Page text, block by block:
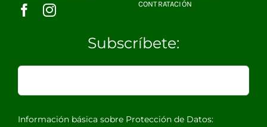
CONTRATACIÓN
Subscríbete:
Información básica sobre Protección de Datos: